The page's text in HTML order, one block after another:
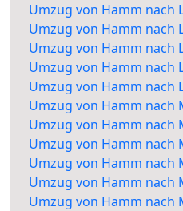
Umzug von Hamm nach
Umzug von Hamm nach
Umzug von Hamm nach
Umzug von Hamm nach
Umzug von Hamm nach
Umzug von Hamm nach
Umzug von Hamm nach
Umzug von Hamm nach
Umzug von Hamm nach
Umzug von Hamm nach
Umzug von Hamm